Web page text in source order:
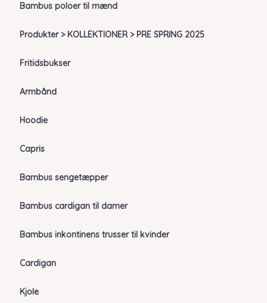
Bambus poloer til mænd
Produkter > KOLLEKTIONER > PRE SPRING 2025
Fritidsbukser
Armbånd
Hoodie
Capris
Bambus sengetæpper
Bambus cardigan til damer
Bambus inkontinens trusser til kvinder
Cardigan
Kjole